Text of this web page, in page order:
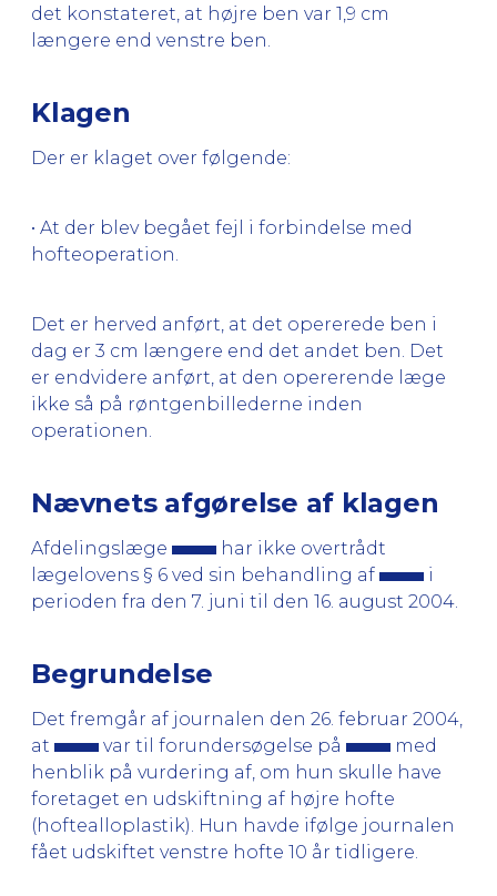
det konstateret, at højre ben var 1,9 cm
længere end venstre ben.
Klagen
Der er klaget over følgende:
• At der blev begået fejl i forbindelse med
hofteoperation.
Det er herved anført, at det opererede ben i
dag er 3 cm længere end det andet ben. Det
er endvidere anført, at den opererende læge
ikke så på røntgenbillederne inden
operationen.
Nævnets afgørelse af klagen
Afdelingslæge
har ikke overtrådt
lægelovens § 6 ved sin behandling af
i
perioden fra den 7. juni til den 16. august 2004.
Begrundelse
Det fremgår af journalen den 26. februar 2004,
at
var til forundersøgelse på
med
henblik på vurdering af, om hun skulle have
foretaget en udskiftning af højre hofte
(hoftealloplastik). Hun havde ifølge journalen
fået udskiftet venstre hofte 10 år tidligere.